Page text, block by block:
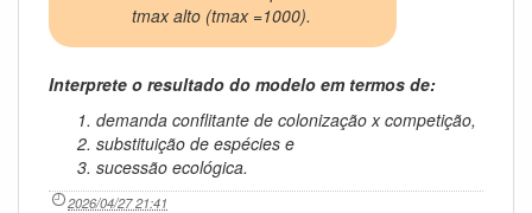
tmax alto (tmax =1000).
Interprete o resultado do modelo em termos de:
demanda conflitante de colonização x competição,
substituição de espécies e
sucessão ecológica.
2026/04/27 21:41